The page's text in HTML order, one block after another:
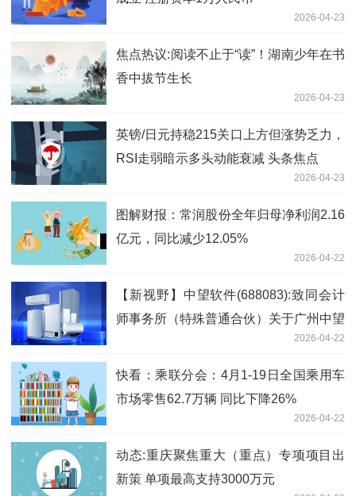
2026-04-23
焦点热议:阅读不止于“读”！湖南少年在书
香中拔节生长
2026-04-23
英镑/日元持稳215关口上方但涨势乏力，
RSI走弱暗示多头动能衰减 头条焦点
2026-04-23
图解财报：常润股份全年归母净利润2.16
亿元，同比减少12.05%
2026-04-22
【新视野】中望软件(688083):致同会计
师事务所（特殊普通合伙）关于广州中望
龙腾软件股份有限公司非经营资金占用及
其他关联资金往来的专项说明
2026-04-22
快看：乘联分会：4月1-19日全国乘用车
市场零售62.7万辆 同比下降26%
2026-04-22
动态:重庆聚焦重大（重点）专项项目出
新策 单项最高支持3000万元